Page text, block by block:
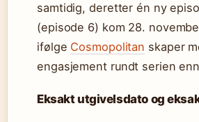
samtidig, deretter én ny
(episode 6) kom 28.
ifølge Cosmopolitan skaper
engasjement rundt serien
Eksakt utgivelsdato og